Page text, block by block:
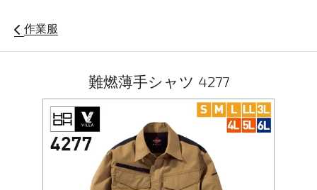
作業服
難燃薄手シャツ 4277